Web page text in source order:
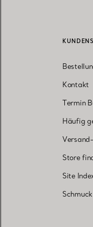
Kontakt
Termin
Häufig
Store
Site